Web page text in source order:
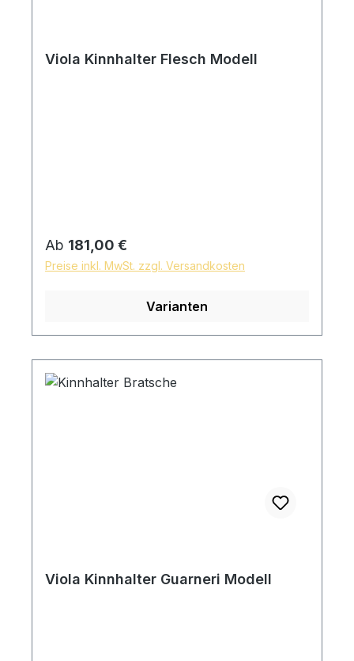
Viola Kinnhalter Flesch Modell
Regulärer Preis:
Ab 181,00 €
Preise inkl. MwSt. zzgl. Versandkosten
Varianten
Viola Kinnhalter Guarneri Modell